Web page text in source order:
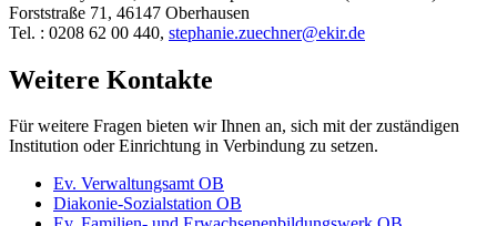
Forststraße 71, 46147 Oberhausen
Tel. : 0208 62 00 440, stephanie.zuechner@ekir.de
Weitere Kontakte
Für weitere Fragen bieten wir Ihnen an, sich mit der zuständigen
Institution oder Einrichtung in Verbindung zu setzen.
Ev. Verwaltungsamt OB
Diakonie-Sozialstation OB